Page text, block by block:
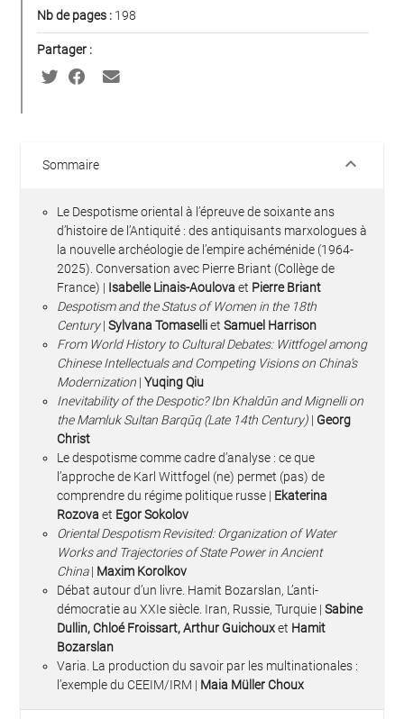
Nb de pages : 198
Partager :
Sommaire keyboard_arrow_down
Le Despotisme oriental à l’épreuve de soixante ans
d’histoire de l’Antiquité : des antiquisants marxologues à
la nouvelle archéologie de l’empire achéménide (1964-
2025). Conversation avec Pierre Briant (Collège de
France) | Isabelle Linais-Aoulova et Pierre Briant
Despotism and the Status of Women in the 18th
Century| Sylvana Tomaselliet Samuel Harrison
From World History to Cultural Debates: Wittfogel among
Chinese Intellectuals and Competing Visions on China’s
Modernization | Yuqing Qiu
Inevitability of the Despotic? Ibn Khaldūn and Mignelli on
the Mamluk Sultan Barqūq (Late 14th Century) | Georg
Christ
Le despotisme comme cadre d’analyse : ce que
l’approche de Karl Wittfogel (ne) permet (pas) de
comprendre du régime politique russe | Ekaterina
Rozova et Egor Sokolov
Oriental Despotism Revisited: Organization of Water
Works and Trajectories of State Power in Ancient
China| Maxim Korolkov
Débat autour d’un livre. Hamit Bozarslan, L’anti-
démocratie au XXIe siècle. Iran, Russie, Turquie | Sabine
Dullin, Chloé Froissart, Arthur Guichouxet Hamit
Bozarslan
Varia. La production du savoir par les multinationales :
l’exemple du CEEIM/IRM | Maia Müller Choux